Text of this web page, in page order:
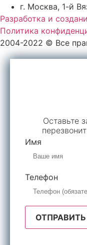
г. Москва, 1-й
Разработка и
Политика
2004-2022 © Все
Оставьте
Имя
Телефон